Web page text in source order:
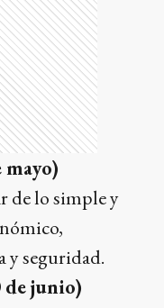
de lo simple y
y seguridad.
de junio)